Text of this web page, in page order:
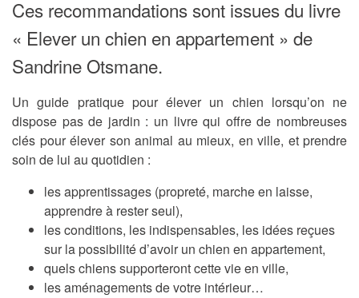
Ces recommandations sont issues du livre
« Elever un chien en appartement » de
Sandrine Otsmane.
Un guide pratique pour élever un chien lorsqu’on ne
dispose pas de jardin : un livre qui offre de nombreuses
clés pour élever son animal au mieux, en ville, et prendre
soin de lui au quotidien :
les apprentissages (propreté, marche en laisse,
apprendre à rester seul),
les conditions, les indispensables, les idées reçues
sur la possibilité d’avoir un chien en appartement,
quels chiens supporteront cette vie en ville,
les aménagements de votre intérieur…